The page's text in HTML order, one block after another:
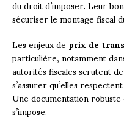
du droit d’imposer. Leur
sécuriser le montage fiscal
Les enjeux deprix de
particulière, notamment
autorités fiscales scrutent
s’assurer qu’elles
Une documentation
s’impose.